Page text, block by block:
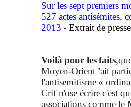
Sur les sept premiers
527 actes antisémites,
2013 - Extrait de presse
Voilà pour les faits,
Moyen-Orient ''ait
l'antisémitisme «
Crif n'ose écrire c'est
associations comme le